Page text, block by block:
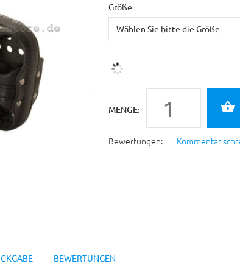
Größe
MENGE:
Bewertungen: Kommentar
BEWERTUNGEN